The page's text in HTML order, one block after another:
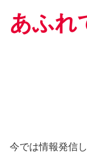
あふれ
今では情報発信